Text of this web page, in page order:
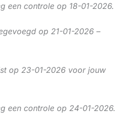
een controle op 18-01-2026.
op 21-01-2026 –
op 23-01-2026 voor jouw
een controle op 24-01-2026.